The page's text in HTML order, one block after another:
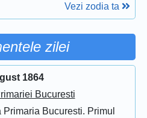
Vezi zodia ta
zilei
1864
Bucuresti
Bucuresti. Primul